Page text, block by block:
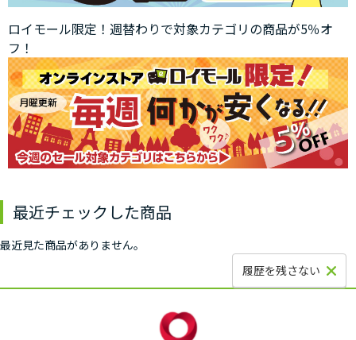
ロイモール限定！週替わりで対象カテゴリの商品が5％オ
フ！
最近チェックした商品
最近見た商品がありません。
履歴を残さない